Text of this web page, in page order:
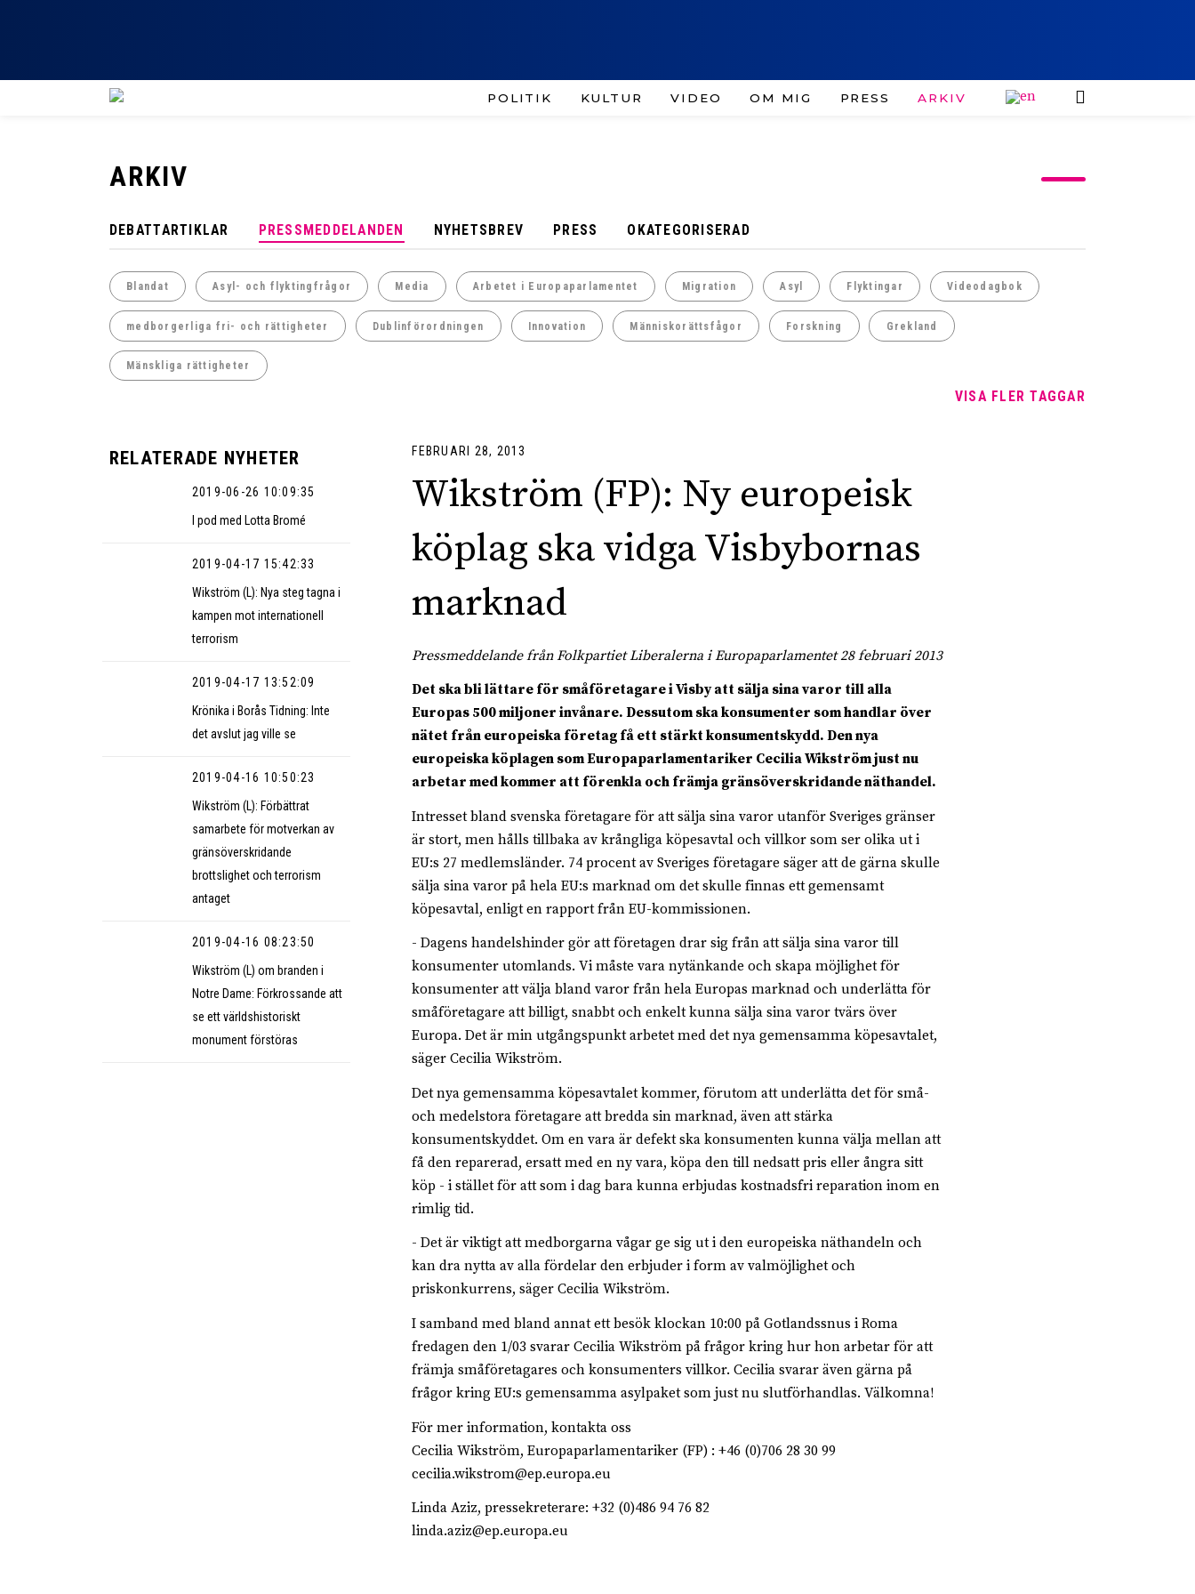
POLITIK KULTUR VIDEO OM MIG PRESS ARKIV
ARKIV
DEBATTARTIKLAR PRESSMEDDELANDEN NYHETSBREV PRESS OKATEGORISERAD
Blandat Asyl- och flyktingfrågor Media Arbetet i Europaparlamentet Migration Asyl Flyktingar Videodagbok
medborgerliga fri- och rättigheter Dublinförordningen Innovation Människorättsfågor Forskning Grekland
Mänskliga rättigheter
VISA FLER TAGGAR
RELATERADE NYHETER
2019-06-26 10:09:35
I pod med Lotta Bromé
2019-04-17 15:42:33
Wikström (L): Nya steg tagna i
kampen mot internationell
terrorism
2019-04-17 13:52:09
Krönika i Borås Tidning: Inte
det avslut jag ville se
2019-04-16 10:50:23
Wikström (L): Förbättrat
samarbete för motverkan av
gränsöverskridande
brottslighet och terrorism
antaget
2019-04-16 08:23:50
Wikström (L) om branden i
Notre Dame: Förkrossande att
se ett världshistoriskt
monument förstöras
FEBRUARI 28, 2013
Wikström (FP): Ny europeisk
köplag ska vidga Visbybornas
marknad
Pressmeddelande från Folkpartiet Liberalerna i Europaparlamentet 28 februari 2013
Det ska bli lättare för småföretagare i Visby att sälja sina varor till alla
Europas 500 miljoner invånare. Dessutom ska konsumenter som handlar över
nätet från europeiska företag få ett stärkt konsumentskydd. Den nya
europeiska köplagen som Europaparlamentariker Cecilia Wikström just nu
arbetar med kommer att förenkla och främja gränsöverskridande näthandel.
Intresset bland svenska företagare för att sälja sina varor utanför Sveriges gränser
är stort, men hålls tillbaka av krångliga köpesavtal och villkor som ser olika ut i
EU:s 27 medlemsländer. 74 procent av Sveriges företagare säger att de gärna skulle
sälja sina varor på hela EU:s marknad om det skulle finnas ett gemensamt
köpesavtal, enligt en rapport från EU-kommissionen.
- Dagens handelshinder gör att företagen drar sig från att sälja sina varor till
konsumenter utomlands. Vi måste vara nytänkande och skapa möjlighet för
konsumenter att välja bland varor från hela Europas marknad och underlätta för
småföretagare att billigt, snabbt och enkelt kunna sälja sina varor tvärs över
Europa. Det är min utgångspunkt arbetet med det nya gemensamma köpesavtalet,
säger Cecilia Wikström.
Det nya gemensamma köpesavtalet kommer, förutom att underlätta det för små-
och medelstora företagare att bredda sin marknad, även att stärka
konsumentskyddet. Om en vara är defekt ska konsumenten kunna välja mellan att
få den reparerad, ersatt med en ny vara, köpa den till nedsatt pris eller ångra sitt
köp - i stället för att som i dag bara kunna erbjudas kostnadsfri reparation inom en
rimlig tid.
- Det är viktigt att medborgarna vågar ge sig ut i den europeiska näthandeln och
kan dra nytta av alla fördelar den erbjuder i form av valmöjlighet och
priskonkurrens, säger Cecilia Wikström.
I samband med bland annat ett besök klockan 10:00 på Gotlandssnus i Roma
fredagen den 1/03 svarar Cecilia Wikström på frågor kring hur hon arbetar för att
främja småföretagares och konsumenters villkor. Cecilia svarar även gärna på
frågor kring EU:s gemensamma asylpaket som just nu slutförhandlas. Välkomna!
För mer information, kontakta oss
Cecilia Wikström, Europaparlamentariker (FP) : +46 (0)706 28 30 99
cecilia.wikstrom@ep.europa.eu
Linda Aziz, pressekreterare: +32 (0)486 94 76 82
linda.aziz@ep.europa.eu